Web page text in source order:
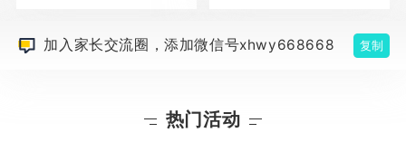
加入家长交流圈，添加微信号xhwy668668 复制
热门活动